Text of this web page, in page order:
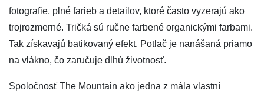
fotografie, plné farieb a detailov, ktoré často vyzerajú ako
trojrozmerné. Tričká sú ručne farbené organickými farbami.
Tak získavajú batikovaný efekt. Potlač je nanášaná priamo
na vlákno, čo zaručuje dlhú životnosť.
Spoločnosť The Mountain ako jedna z mála vlastní